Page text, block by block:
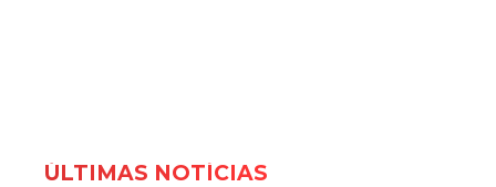
ÚLTIMAS NOTÍCIAS